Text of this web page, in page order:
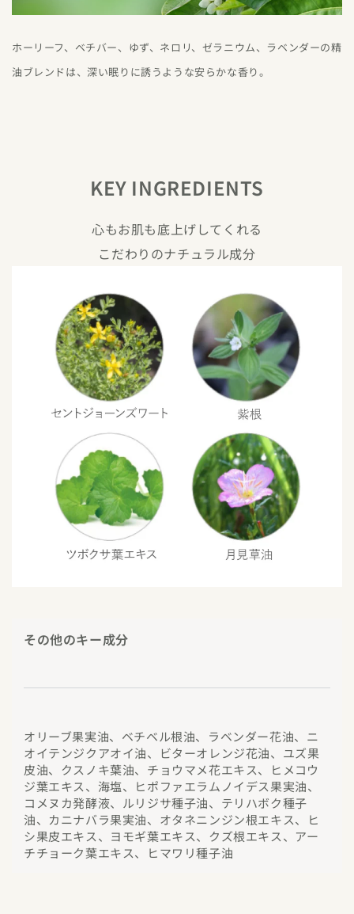
ホーリーフ、ベチバー、ゆず、ネロリ、ゼラニウム、ラベンダーの精
油ブレンドは、深い眠りに誘うような安らかな香り。
KEY INGREDIENTS
心もお肌も底上げしてくれる
こだわりのナチュラル成分
その他のキー成分
オリーブ果実油、ベチベル根油、ラベンダー花油、ニ
オイテンジクアオイ油、ビターオレンジ花油、ユズ果
皮油、クスノキ葉油、チョウマメ花エキス、ヒメコウ
ジ葉エキス、海塩、ヒポファエラムノイデス果実油、
コメヌカ発酵液、ルリジサ種子油、テリハボク種子
油、カニナバラ果実油、オタネニンジン根エキス、ヒ
シ果皮エキス、ヨモギ葉エキス、クズ根エキス、アー
チチョーク葉エキス、ヒマワリ種子油